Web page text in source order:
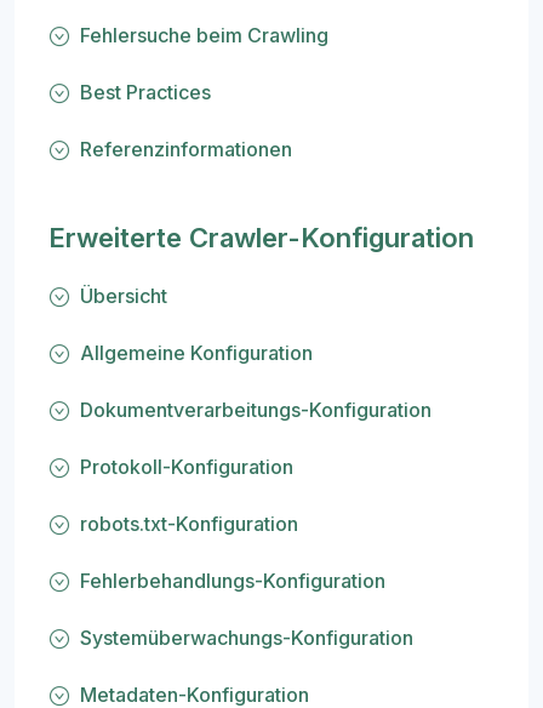
Fehlersuche beim Crawling
Best Practices
Referenzinformationen
Erweiterte Crawler-Konfiguration
Übersicht
Allgemeine Konfiguration
Dokumentverarbeitungs-Konfiguration
Protokoll-Konfiguration
robots.txt-Konfiguration
Fehlerbehandlungs-Konfiguration
Systemüberwachungs-Konfiguration
Metadaten-Konfiguration